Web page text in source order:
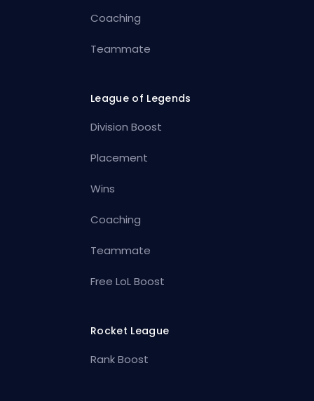
Coaching
Teammate
League of Legends
Division Boost
Placement
Wins
Coaching
Teammate
Free LoL Boost
Rocket League
Rank Boost